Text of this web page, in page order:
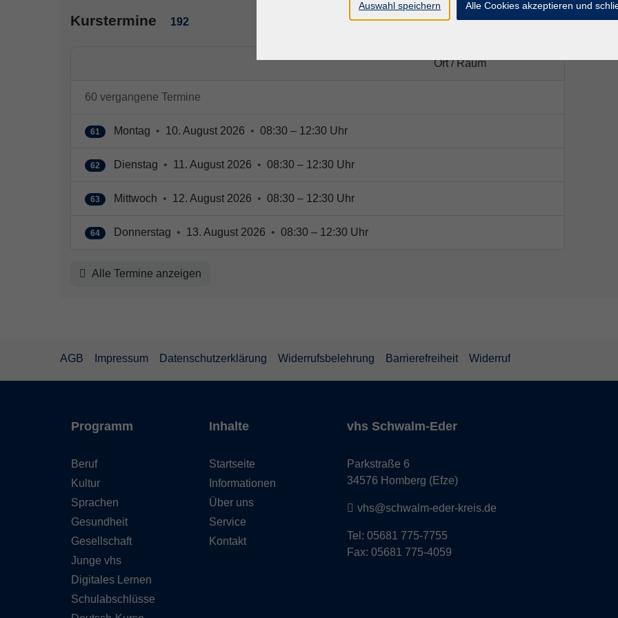
Kurstermine 192
Ort / Raum
60 vergangene Termine
61 Montag • 10. August 2026 • 08:30 – 12:30 Uhr
62 Dienstag • 11. August 2026 • 08:30 – 12:30 Uhr
63 Mittwoch • 12. August 2026 • 08:30 – 12:30 Uhr
64 Donnerstag • 13. August 2026 • 08:30 – 12:30 Uhr
Alle Termine anzeigen
AGB Impressum Datenschutzerklärung Widerrufsbelehrung Barrierefreiheit Widerruf
Programm
Beruf
Kultur
Sprachen
Gesundheit
Gesellschaft
Junge vhs
Digitales Lernen
Schulabschlüsse
Inhalte
Startseite
Informationen
Über uns
Service
Kontakt
vhs Schwalm-Eder
Parkstraße 6
34576 Homberg (Efze)
vhs@schwalm-eder-kreis.de
Tel: 05681 775-7755
Fax: 05681 775-4059
Auswahl speichern Alle Cookies akzeptieren und